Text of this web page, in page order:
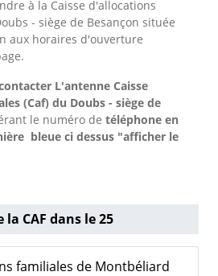
à la Caisse d'allocations
- siège de Besançon située
aux horaires d'ouverture
L'antenne Caisse
(Caf) du Doubs - siège de
le numéro de téléphone en
bleue ci dessus "afficher le
la CAF dans le 25
familiales de Montbéliard